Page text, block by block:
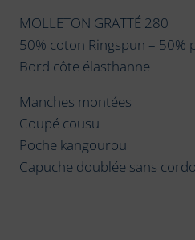
MOLLETON GRATTÉ 280
50% coton Ringspun – 50%
Bord côte élasthanne
Manches montées
Coupé cousu
Poche kangourou
Capuche doublée sans